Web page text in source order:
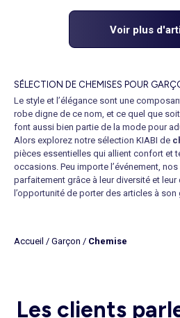
Voir plus
SÉLECTION DE CHEMISES POUR
Le style et l’élégance sont une
robe digne de ce nom, et ce quel que
font aussi bien partie de la mode pour
Alors explorez notre sélection KIABI de
pièces essentielles qui allient confort et
occasions. Peu importe l’événement,
parfaitement grâce à leur diversité et
l’opportunité de porter des articles à
Si la mode pour enfant ne cesse de se
coton , idéales pour offrir une touche de
Accueil / Garçon / Chemise
Les clients